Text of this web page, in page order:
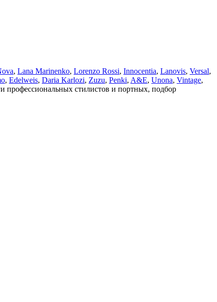
, Lana Marinenko, Lorenzo Rossi, Innocentia, Lanovis, Versal,
, Edelweis, Daria Karlozi, Zuzu, Penki, A&Е, Unona, Vintage,
профессиональных стилистов и портных, подбор